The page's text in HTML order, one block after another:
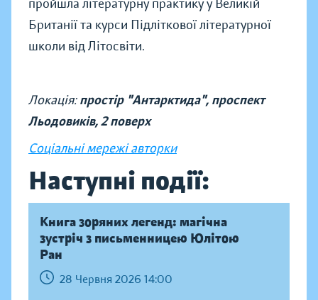
пройшла літературну практику у Великій
Британії та курси Підліткової літературної
школи від Літосвіти.
Локація:простір "Антарктида", проспект
Льодовиків, 2 поверх
Соціальні мережі авторки
Наступні події:
Книга зоряних легенд: магічна
зустріч з письменницею Юлітою
Ран
28 Червня 2026 14:00